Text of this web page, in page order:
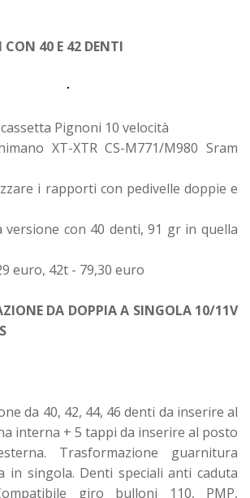
40 E 42 DENTI
Pignoni 10 velocità
XT-XTR CS-M771/M980 Sram
i rapporti con pedivelle doppie e
versione con 40 denti, 91 gr in quella
euro, 42t - 79,30 euro
DA DOPPIA A SINGOLA 10/11V
da 40, 42, 44, 46 denti da inserire al
interna + 5 tappi da inserire al posto
Trasformazione guarnitura
in singola. Denti speciali anti caduta
giro bulloni 110, PMP,